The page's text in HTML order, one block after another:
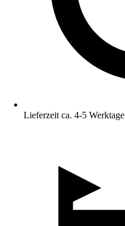
Lieferzeit ca. 4-5 Werktage